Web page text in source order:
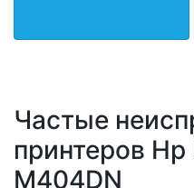
Частые
принтеров
M404DN